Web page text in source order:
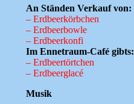
An Ständen Verkauf von:
– Erdbeerkörbchen
– Erdbeerbowle
– Erdbeerkonfi
Im Ennetraum-Café gibts:
– Erdbeertörtchen
– Erdbeerglacé
Musik